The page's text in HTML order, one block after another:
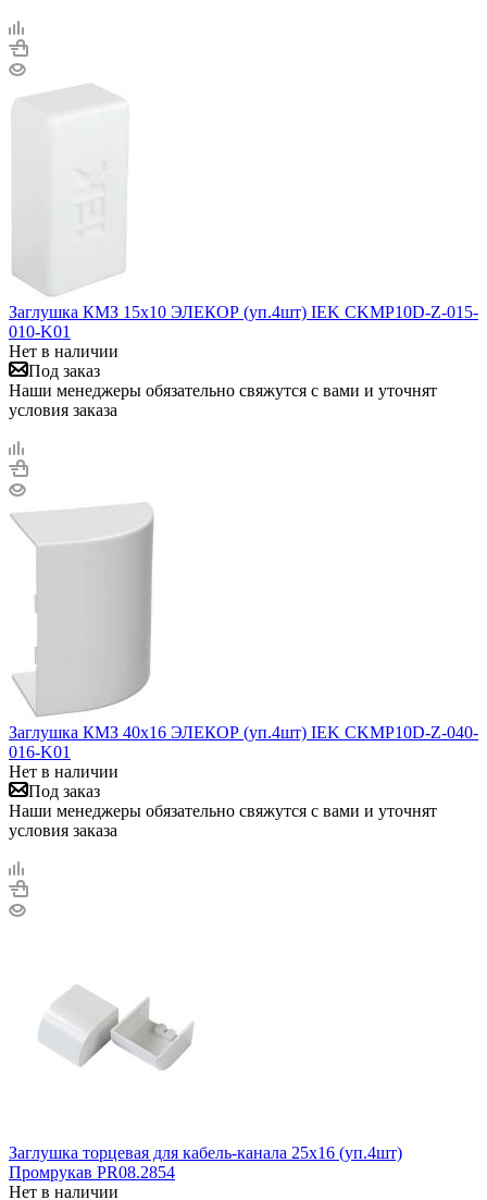
Заглушка КМЗ 15х10 ЭЛЕКОР (уп.4шт) IEK CKMP10D-Z-015-
010-K01
Нет в наличии
Под заказ
Наши менеджеры обязательно свяжутся с вами и уточнят
условия заказа
Заглушка КМЗ 40х16 ЭЛЕКОР (уп.4шт) IEK CKMP10D-Z-040-
016-K01
Нет в наличии
Под заказ
Наши менеджеры обязательно свяжутся с вами и уточнят
условия заказа
Заглушка торцевая для кабель-канала 25х16 (уп.4шт)
Промрукав PR08.2854
Нет в наличии